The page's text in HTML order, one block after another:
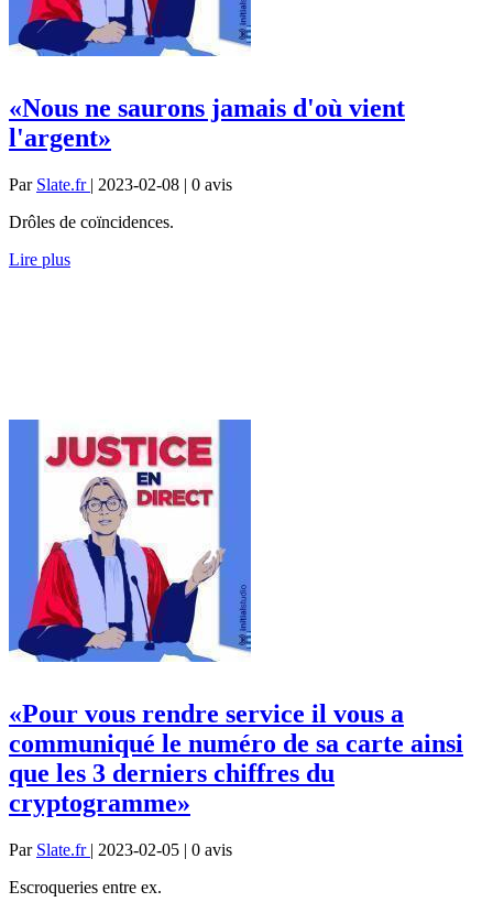
«Nous ne saurons jamais d'où vient
l'argent»
Par Slate.fr | 2023-02-08 | 0 avis
Drôles de coïncidences.
Lire plus
«Pour vous rendre service il vous a
communiqué le numéro de sa carte ainsi
que les 3 derniers chiffres du
cryptogramme»
Par Slate.fr | 2023-02-05 | 0 avis
Escroqueries entre ex.